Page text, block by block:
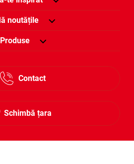
noutățile
Produse
Contact
Schimbă țara